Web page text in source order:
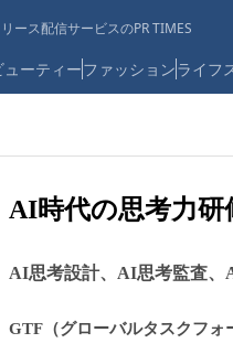
ース配信サービスのPR TIMES
ューティーファッションライフ
AI時代の思考力
AI思考設計、AI思考監査、
GTF（グローバルタスクフォ